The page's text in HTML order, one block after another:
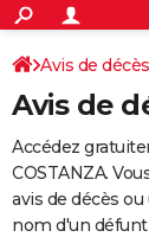
ACTUALITÉS
Politique
Société
Faits Divers
Education
Monde
Villes
+
SPORT
Coupe du
Football
Tennis
Cyclisme
Rugby
Forum
Programme TV
TNT
Streaming
Cinéma
Sorties cinéma
Musique
+
FINANCE
Retraite
Epargne
Immobilier
Risques naturels
Banque
Assurance
AUTO
Avis de décès
Avis de
Accédez
COSTANZA.
avis de décès
nom d'un